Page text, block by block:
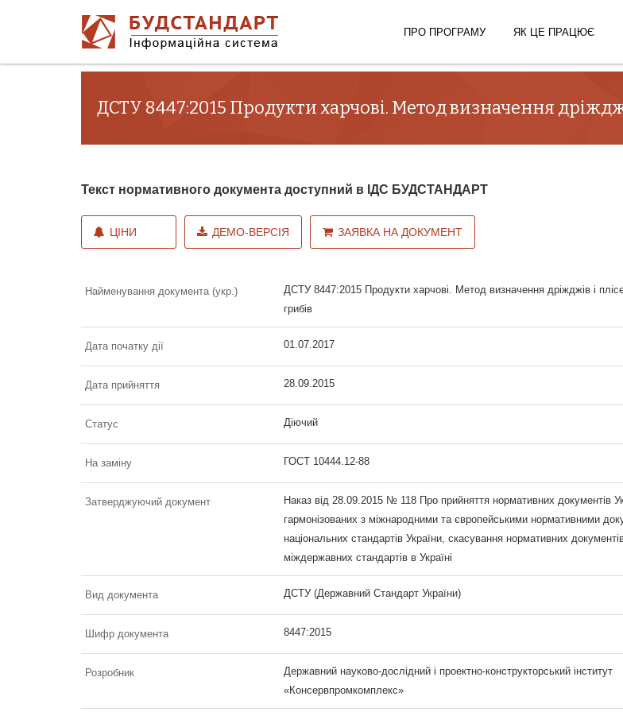
ПРО ПРОГРАМУ ЯК ЦЕ ПРАЦЮЄ
ДСТУ 8447:2015 Продукти харчові. Метод визначення
Текст нормативного документа доступний в ІДС БУДСТАНДАРТ
ЦІНИ ДЕМО-ВЕРСІЯ ЗАЯВКА НА ДОКУМЕНТ
Найменування документа (укр.)
ДСТУ 8447:2015 Продукти харчові. Метод визначення дріжджів і
грибів
Дата початку дії 01.07.2017
Дата прийняття 28.09.2015
Статус Діючий
На заміну ГОСТ 10444.12-88
Затверджуючий документ
Наказ від 28.09.2015 № 118 Про прийняття нормативних документів
гармонізованих з міжнародними та європейськими нормативними
національних стандартів України, скасування нормативних
міждержавних стандартів в Україні
Вид документа ДСТУ (Державний Стандарт України)
Шифр документа 8447:2015
Розробник
Державний науково-дослідний і проектно-конструкторський інститут
«Консервпромкомплекс»